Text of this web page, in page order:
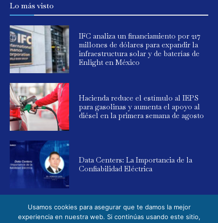
Lo más visto
IFC analiza un financiamiento por 217
millones de dólares para expandir la
infraestructura solar y de baterías de
Enlight en México
Hacienda reduce el estímulo al IEPS
para gasolinas y aumenta el apoyo al
diésel en la primera semana de agosto
Data Centers: La Importancia de la
Confiabilidad Eléctrica
Usamos cookies para asegurar que te damos la mejor
experiencia en nuestra web. Si continúas usando este sitio,